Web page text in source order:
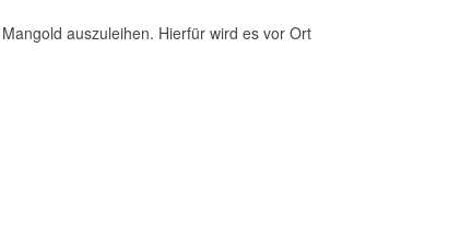
auszuleihen. Hierfür wird es vor Ort